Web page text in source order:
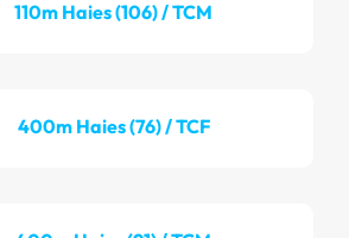
110m Haies (106) / TCM
400m Haies (76) / TCF